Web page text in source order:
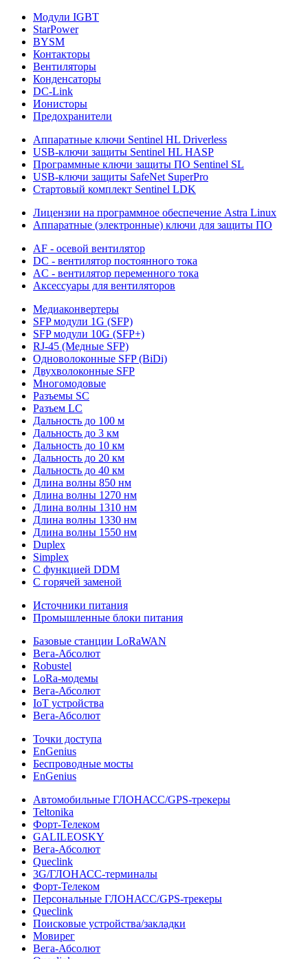
Модули IGBT
StarPower
BYSM
Контакторы
Вентиляторы
Конденсаторы
DC-Link
Ионисторы
Предохранители
Аппаратные ключи Sentinel HL Driverless
USB-ключи защиты Sentinel HL HASP
Программные ключи защиты ПО Sentinel SL
USB-ключи защиты SafeNet SuperPro
Стартовый комплект Sentinel LDK
Лицензии на программное обеспечение Astra Linux
Аппаратные (электронные) ключи для защиты ПО
AF - осевой вентилятор
DC - вентилятор постоянного тока
AC - вентилятор переменного тока
Аксессуары для вентиляторов
Медиаконвертеры
SFP модули 1G (SFP)
SFP модули 10G (SFP+)
RJ-45 (Медные SFP)
Одноволоконные SFP (BiDi)
Двухволоконные SFP
Многомодовые
Разъемы SC
Разъем LC
Дальность до 100 м
Дальность до 3 км
Дальность до 10 км
Дальность до 20 км
Дальность до 40 км
Длина волны 850 нм
Длина волны 1270 нм
Длина волны 1310 нм
Длина волны 1330 нм
Длина волны 1550 нм
Duplex
Simplex
С функцией DDM
С горячей заменой
Источники питания
Промышленные блоки питания
Базовые станции LoRaWAN
Вега-Абсолют
Robustel
LoRa-модемы
Вега-Абсолют
IoT устройства
Вега-Абсолют
Точки доступа
EnGenius
Беспроводные мосты
EnGenius
Автомобильные ГЛОНАСС/GPS-трекеры
Teltonika
Форт-Телеком
GALILEOSKY
Вега-Абсолют
Queclink
3G/ГЛОНАСС-терминалы
Форт-Телеком
Персональные ГЛОНАСС/GPS-трекеры
Queclink
Поисковые устройства/закладки
Мовирег
Вега-Абсолют